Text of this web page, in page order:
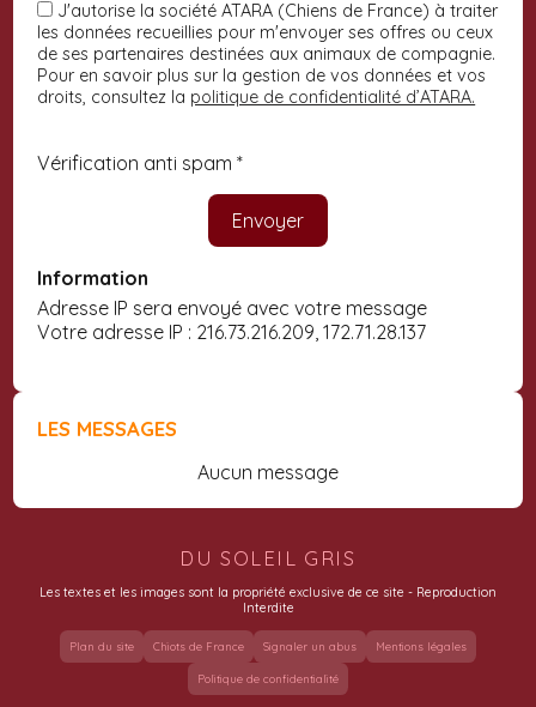
J'autorise la société ATARA (Chiens de France) à traiter
les données recueillies pour m'envoyer ses offres ou ceux
de ses partenaires destinées aux animaux de compagnie.
Pour en savoir plus sur la gestion de vos données et vos
droits, consultez la politique de confidentialité d’ATARA.
Vérification anti spam *
Information
Adresse IP sera envoyé avec votre message
Votre adresse IP : 216.73.216.209, 172.71.28.137
LES MESSAGES
Aucun message
DU SOLEIL GRIS
Les textes et les images sont la propriété exclusive de ce site - Reproduction
Interdite
Plan du site Chiots de France Signaler un abus Mentions légales
Politique de confidentialité